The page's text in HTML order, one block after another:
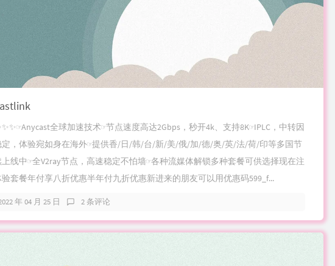
全球加速技术☞节点速度高达2Gbps，秒开4k、支持8K☞IPLC，中转因
定，体验宛如身在海外☞提供香/日/韩/台/新/美/俄/加/德/奥/英/法/荷/印等多国节
线中☞全V2ray节点，高速稳定不怕墙☞各种流媒体解锁多种套餐可供选择现在注
套餐年付享八折优惠半年付九折优惠新进来的朋友可以用优惠码599_f...
年 04 月 25 日 2 条评论